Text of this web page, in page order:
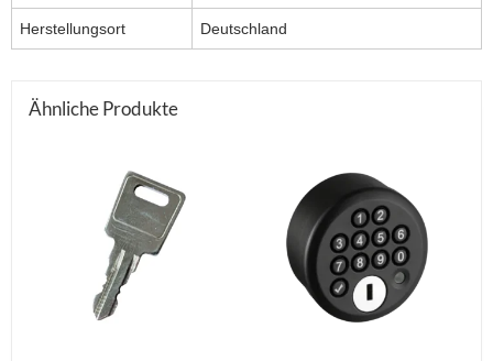
Herstellungsort Deutschland
Ähnliche Produkte